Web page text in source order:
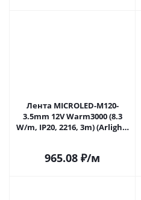
Лента MICROLED-M120-
3.5mm 12V Warm3000 (8.3
W/m, IP20, 2216, 3m) (Arlight,
965.08 ₽/м